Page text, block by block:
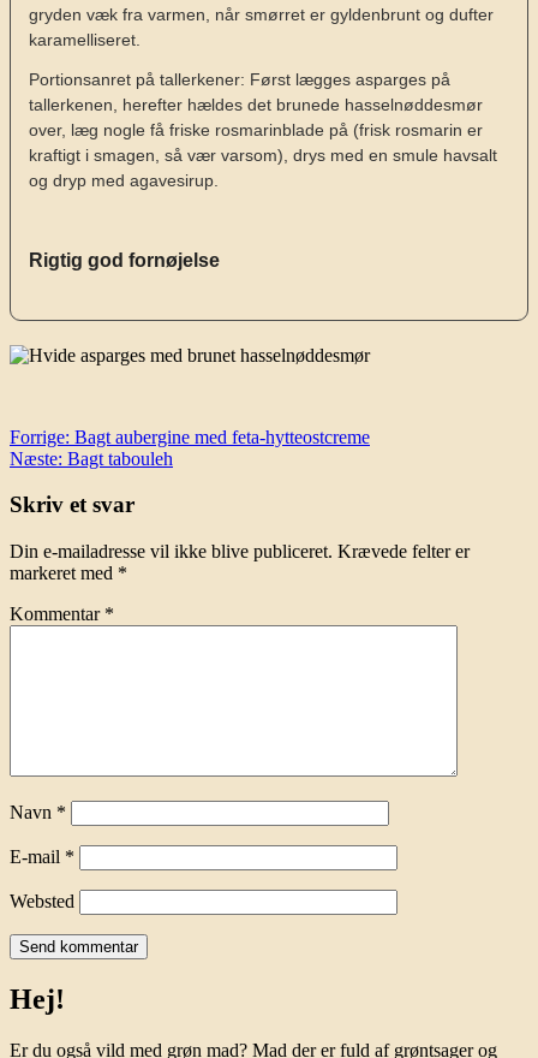
gryden væk fra varmen, når smørret er gyldenbrunt og dufter
karamelliseret.
Portionsanret på tallerkener: Først lægges asparges på
tallerkenen, herefter hældes det brunede hasselnøddesmør
over, læg nogle få friske rosmarinblade på (frisk rosmarin er
kraftigt i smagen, så vær varsom), drys med en smule havsalt
og dryp med agavesirup.
Rigtig god fornøjelse
Indlægsnavigation
Forrige: Bagt aubergine med feta-hytteostcreme
Næste: Bagt tabouleh
Skriv et svar
Din e-mailadresse vil ikke blive publiceret. Krævede felter er
markeret med *
Kommentar *
Navn *
E-mail *
Websted
Hej!
Er du også vild med grøn mad? Mad der er fuld af grøntsager og